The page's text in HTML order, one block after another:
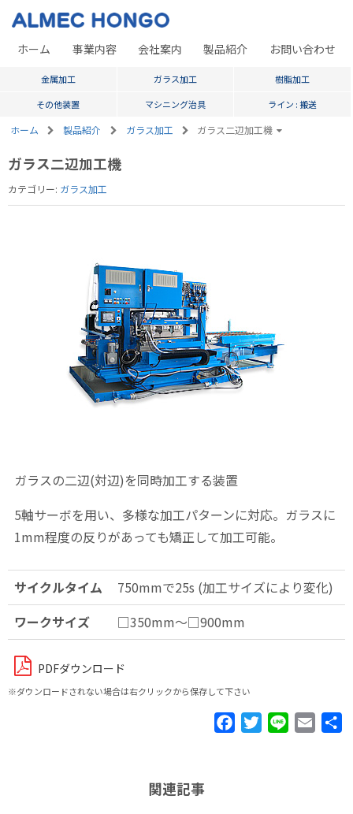
ホーム 事業内容 会社案内 製品紹介 お問い合わせ
金属加工 ガラス加工
樹脂加工
その他装置
マシニング治具 ライン : 搬送
ホーム 製品紹介 ガラス加工 ガラス二辺加工機
ガラス二辺加工機
カテゴリー: ガラス加工
ガラスの二辺(対辺)を同時加工する装置
5軸サーボを用い、多様な加工パターンに対応。ガラスに
1mm程度の反りがあっても矯正して加工可能。
サイクルタイム
750mmで25s (加工サイズにより変化)
ワークサイズ
□350mm～□900mm
PDFダウンロード
※ダウンロードされない場合は右クリックから保存して下さい
FacebookTwitterLine Email
関連記事